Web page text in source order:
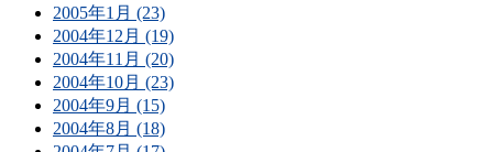
2005年1月 (23)
2004年12月 (19)
2004年11月 (20)
2004年10月 (23)
2004年9月 (15)
2004年8月 (18)